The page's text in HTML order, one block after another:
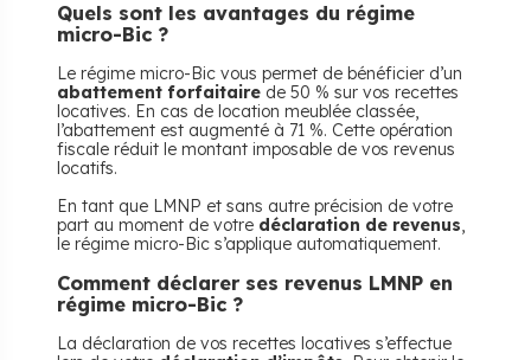
Quels sont les avantages du régime
micro-Bic ?
Le régime micro-Bic vous permet de bénéficier d’un
abattement forfaitaire de 50 % sur vos recettes
locatives. En cas de location meublée classée,
l’abattement est augmenté à 71 %. Cette opération
fiscale réduit le montant imposable de vos revenus
locatifs.
En tant que LMNP et sans autre précision de votre
part au moment de votre déclaration de revenus,
le régime micro-Bic s’applique automatiquement.
Comment déclarer ses revenus LMNP en
régime micro-Bic ?
La déclaration de vos recettes locatives s’effectue